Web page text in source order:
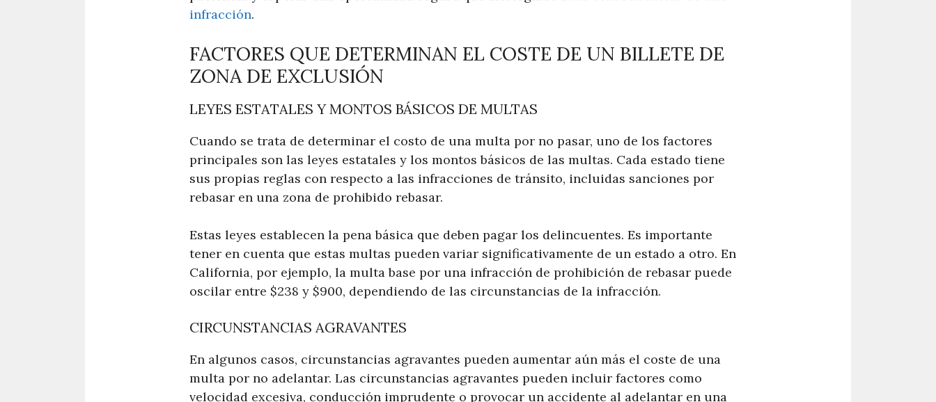
infracción.
FACTORES QUE DETERMINAN EL COSTE DE UN BILLETE DE
ZONA DE EXCLUSIÓN
LEYES ESTATALES Y MONTOS BÁSICOS DE MULTAS
Cuando se trata de determinar el costo de una multa por no pasar, uno de los factores
principales son las leyes estatales y los montos básicos de las multas. Cada estado tiene
sus propias reglas con respecto a las infracciones de tránsito, incluidas sanciones por
rebasar en una zona de prohibido rebasar.
Estas leyes establecen la pena básica que deben pagar los delincuentes. Es importante
tener en cuenta que estas multas pueden variar significativamente de un estado a otro. En
California, por ejemplo, la multa base por una infracción de prohibición de rebasar puede
oscilar entre $238 y $900, dependiendo de las circunstancias de la infracción.
CIRCUNSTANCIAS AGRAVANTES
En algunos casos, circunstancias agravantes pueden aumentar aún más el coste de una
multa por no adelantar. Las circunstancias agravantes pueden incluir factores como
velocidad excesiva, conducción imprudente o provocar un accidente al adelantar en una